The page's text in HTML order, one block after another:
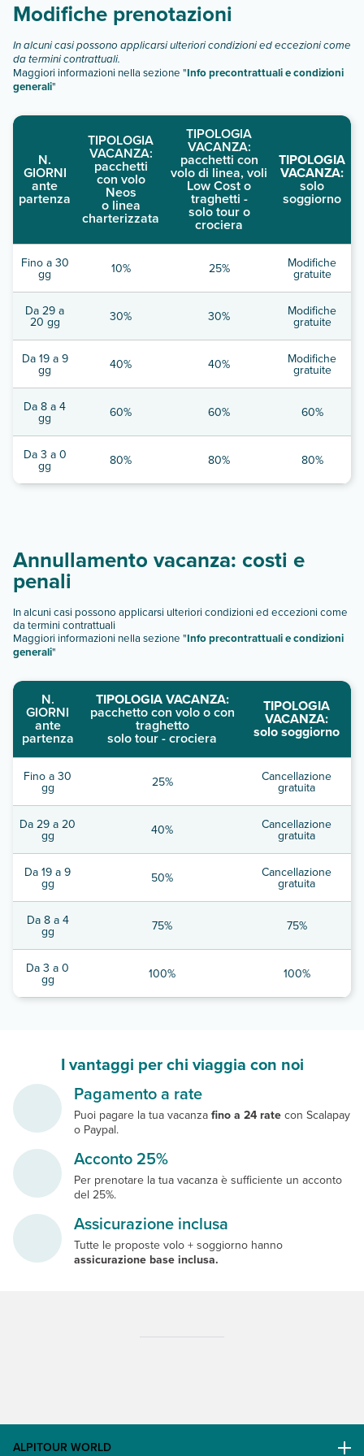
Modifiche prenotazioni
In alcuni casi possono applicarsi ulteriori condizioni ed eccezioni come
da termini contrattuali.
Maggiori informazioni nella sezione "Info precontrattuali e condizioni
generali"
N.
GIORNI
ante
partenza
TIPOLOGIA
VACANZA:
pacchetti
con volo
Neos
o linea
charterizzata
TIPOLOGIA
VACANZA:
pacchetti con
volo di linea, voli
Low Cost o
traghetti -
solo tour o
crociera
TIPOLOGIA
VACANZA:
solo
soggiorno
Fino a 30
gg 10% 25% Modifiche
gratuite
Da 29 a
20 gg 30% 30% Modifiche
gratuite
Da 19 a 9
gg 40% 40% Modifiche
gratuite
Da 8 a 4
gg 60% 60% 60%
Da 3 a 0
gg 80% 80% 80%
Annullamento vacanza: costi e
penali
In alcuni casi possono applicarsi ulteriori condizioni ed eccezioni come
da termini contrattuali
Maggiori informazioni nella sezione "Info precontrattuali e condizioni
generali"
N.
GIORNI
ante
partenza
TIPOLOGIA VACANZA:
pacchetto con volo o con
traghetto
solo tour - crociera
TIPOLOGIA
VACANZA:
solo soggiorno
Fino a 30
gg 25% Cancellazione
gratuita
Da 29 a 20
gg 40% Cancellazione
gratuita
Da 19 a 9
gg 50% Cancellazione
gratuita
Da 8 a 4
gg 75% 75%
Da 3 a 0
gg 100% 100%
I vantaggi per chi viaggia con noi
Pagamento a rate
Puoi pagare la tua vacanza fino a 24 rate con Scalapay
o Paypal.
Acconto 25%
Per prenotare la tua vacanza è sufficiente un acconto
del 25%.
Assicurazione inclusa
Tutte le proposte volo + soggiorno hanno
assicurazione base inclusa.
ALPITOUR WORLD